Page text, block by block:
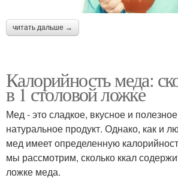
читать дальше →
Калорийность меда:
в 1 столовой ложке
Мед - это сладкое, вкусное и
натуральное продукт. Однако, как и
мед имеет определенную
мы рассмотрим, сколько ккал
ложке меда.